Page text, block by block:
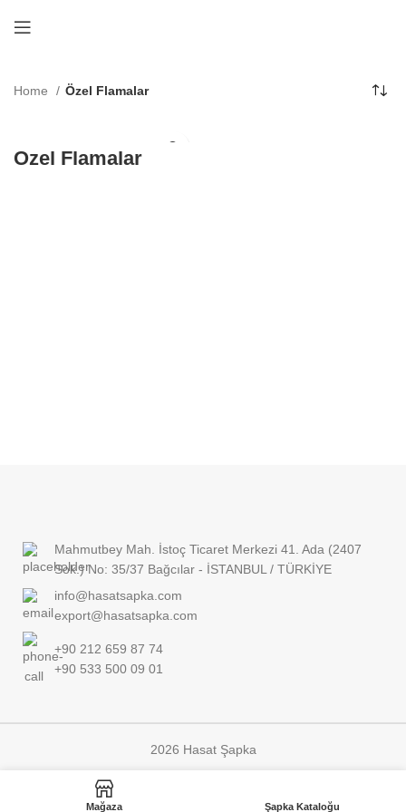
Home Özel Flamalar
Özel Flamalar
Mahmutbey Mah. İstoç Ticaret Merkezi 41. Ada (2407
Sok.) No: 35/37 Bağcılar - İSTANBUL / TÜRKİYE
info@hasatsapka.com
export@hasatsapka.com
+90 212 659 87 74
+90 533 500 09 01
2026 Hasat Şapka
Mağaza Şapka Kataloğu